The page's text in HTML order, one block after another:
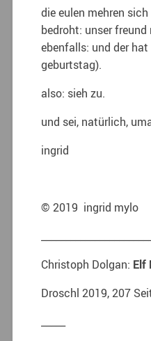
die eulen mehren
bedroht: unser
ebenfalls: und der
geburtstag).
also: sieh zu.
und sei, natürlich,
ingrid
© 2019 ingrid mylo
Christoph Dolgan: Elf
Droschl 2019, 207